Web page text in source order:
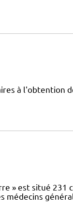
à l'obtention
» est situé 231
médecins